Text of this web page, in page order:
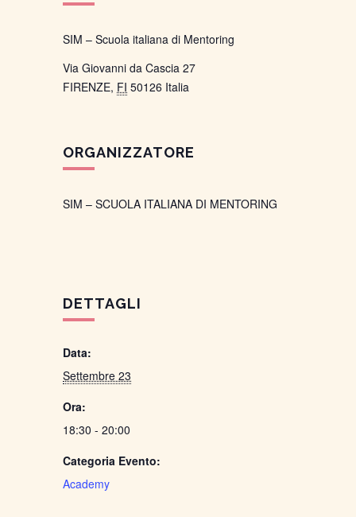
DETTAGLI
Data:
Settembre 23
Ora:
18:30 - 20:00
Categoria Evento:
Academy
SIM – Scuola italiana di Mentoring
Via Giovanni da Cascia 27
FIRENZE, FI 50126 Italia
ORGANIZZATORE
SIM – SCUOLA ITALIANA DI MENTORING